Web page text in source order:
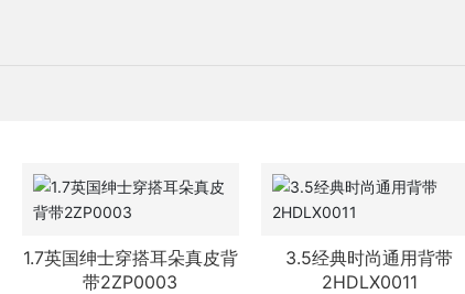
1.7英国绅士穿搭耳朵真皮背
带2ZP0003
3.5经典时尚通用背带
2HDLX0011